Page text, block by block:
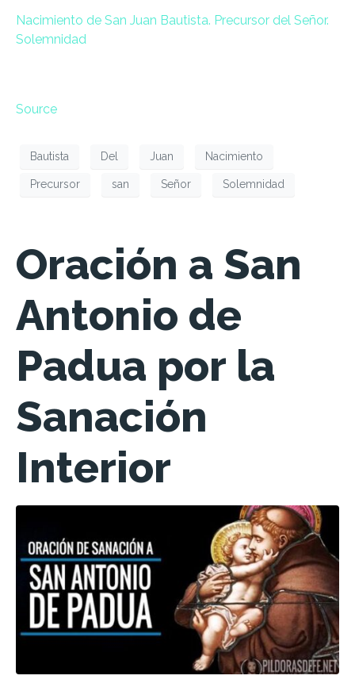
Nacimiento de San Juan Bautista. Precursor del Señor.
Solemnidad
Source
Bautista Del Juan Nacimiento
Precursor san Señor Solemnidad
Oración a San
Antonio de
Padua por la
Sanación
Interior